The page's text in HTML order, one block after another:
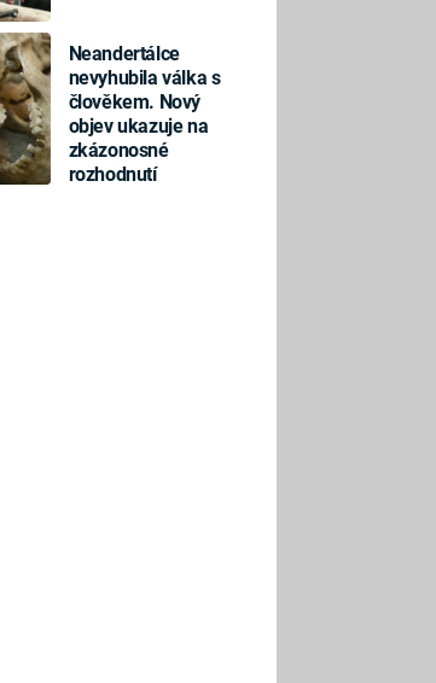
Neandertálce
nevyhubila válka s
člověkem. Nový
objev ukazuje na
zkázonosné
rozhodnutí